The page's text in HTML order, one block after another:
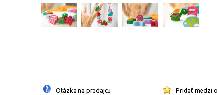
Otázka na predajcu Pridať medzi